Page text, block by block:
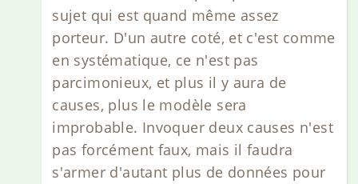
sujet qui est quand même assez
porteur. D'un autre coté, et c'est comme
en systématique, ce n'est pas
parcimonieux, et plus il y aura de
causes, plus le modèle sera
improbable. Invoquer deux causes n'est
pas forcément faux, mais il faudra
s'armer d'autant plus de données pour